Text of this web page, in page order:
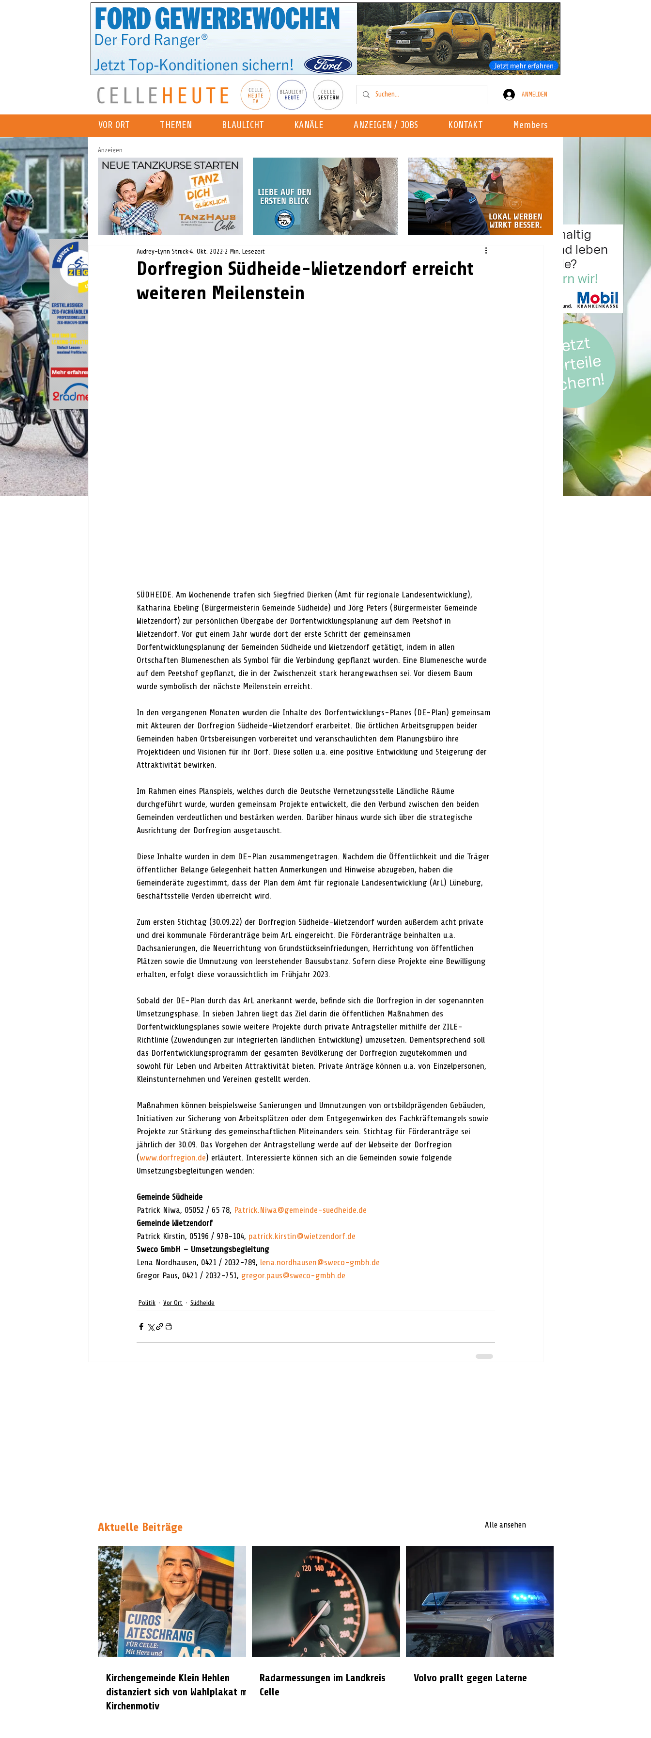
ANMELDEN
VOR ORT THEMEN BLAULICHT KANÄLE ANZEIGEN / JOBS KONTAKT Members
Anzeigen
Dorfregion Südheide-Wietzendorf erreicht
weiteren Meilenstein
Audrey-Lynn Struck 4. Okt. 2022 2 Min. Lesezeit
SÜDHEIDE. Am Wochenende trafen sich Siegfried Dierken (Amt für regionale Landesentwicklung),
Katharina Ebeling (Bürgermeisterin Gemeinde Südheide) und Jörg Peters (Bürgermeister Gemeinde
Wietzendorf) zur persönlichen Übergabe der Dorfentwicklungsplanung auf dem Peetshof in
Wietzendorf. Vor gut einem Jahr wurde dort der erste Schritt der gemeinsamen
Dorfentwicklungsplanung der Gemeinden Südheide und Wietzendorf getätigt, indem in allen
Ortschaften Blumeneschen als Symbol für die Verbindung gepflanzt wurden. Eine Blumenesche wurde
auf dem Peetshof gepflanzt, die in der Zwischenzeit stark herangewachsen sei. Vor diesem Baum
wurde symbolisch der nächste Meilenstein erreicht.
In den vergangenen Monaten wurden die Inhalte des Dorfentwicklungs-Planes (DE-Plan) gemeinsam
mit Akteuren der Dorfregion Südheide-Wietzendorf erarbeitet. Die örtlichen Arbeitsgruppen beider
Gemeinden haben Ortsbereisungen vorbereitet und veranschaulichten dem Planungsbüro ihre
Projektideen und Visionen für ihr Dorf. Diese sollen u.a. eine positive Entwicklung und Steigerung der
Attraktivität bewirken.
Im Rahmen eines Planspiels, welches durch die Deutsche Vernetzungsstelle Ländliche Räume
durchgeführt wurde, wurden gemeinsam Projekte entwickelt, die den Verbund zwischen den beiden
Gemeinden verdeutlichen und bestärken werden. Darüber hinaus wurde sich über die strategische
Ausrichtung der Dorfregion ausgetauscht.
Diese Inhalte wurden in dem DE-Plan zusammengetragen. Nachdem die Öffentlichkeit und die Träger
öffentlicher Belange Gelegenheit hatten Anmerkungen und Hinweise abzugeben, haben die
Gemeinderäte zugestimmt, dass der Plan dem Amt für regionale Landesentwicklung (ArL) Lüneburg,
Geschäftsstelle Verden überreicht wird.
Zum ersten Stichtag (30.09.22) der Dorfregion Südheide-Wietzendorf wurden außerdem acht private
und drei kommunale Förderanträge beim ArL eingereicht. Die Förderanträge beinhalten u.a.
Dachsanierungen, die Neuerrichtung von Grundstückseinfriedungen, Herrichtung von öffentlichen
Plätzen sowie die Umnutzung von leerstehender Bausubstanz. Sofern diese Projekte eine Bewilligung
erhalten, erfolgt diese voraussichtlich im Frühjahr 2023.
Sobald der DE-Plan durch das ArL anerkannt werde, befinde sich die Dorfregion in der sogenannten
Umsetzungsphase. In sieben Jahren liegt das Ziel darin die öffentlichen Maßnahmen des
Dorfentwicklungsplanes sowie weitere Projekte durch private Antragsteller mithilfe der ZILE-
Richtlinie (Zuwendungen zur integrierten ländlichen Entwicklung) umzusetzen. Dementsprechend soll
das Dorfentwicklungsprogramm der gesamten Bevölkerung der Dorfregion zugutekommen und
sowohl für Leben und Arbeiten Attraktivität bieten. Private Anträge können u.a. von Einzelpersonen,
Kleinstunternehmen und Vereinen gestellt werden.
Maßnahmen können beispielsweise Sanierungen und Umnutzungen von ortsbildprägenden Gebäuden,
Initiativen zur Sicherung von Arbeitsplätzen oder dem Entgegenwirken des Fachkräftemangels sowie
Projekte zur Stärkung des gemeinschaftlichen Miteinanders sein. Stichtag für Förderanträge sei
jährlich der 30.09. Das Vorgehen der Antragstellung werde auf der Webseite der Dorfregion
(www.dorfregion.de) erläutert. Interessierte können sich an die Gemeinden sowie folgende
Umsetzungsbegleitungen wenden:
Gemeinde Südheide
Patrick Niwa, 05052 / 65 78, Patrick.Niwa@gemeinde-suedheide.de
Gemeinde Wietzendorf
Patrick Kirstin, 05196 / 978-104, patrick.kirstin@wietzendorf.de
Sweco GmbH – Umsetzungsbegleitung
Lena Nordhausen, 0421 / 2032-789, lena.nordhausen@sweco-gmbh.de
Gregor Paus, 0421 / 2032-751, gregor.paus@sweco-gmbh.de
Politik Vor Ort Südheide
Aktuelle Beiträge Alle ansehen
Kirchengemeinde Klein Hehlen
distanziert sich von Wahlplakat mit
Kirchenmotiv
Radarmessungen im Landkreis
Celle
Volvo prallt gegen Laterne